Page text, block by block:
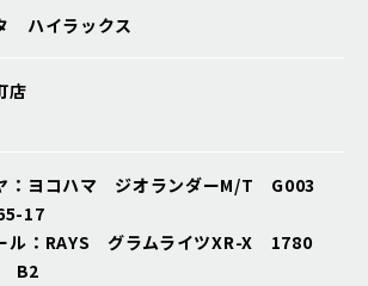
ハイラックス
店
：ヨコハマ ジオランダーM/T G003
17
ル：RAYS グラムライツXR-X 1780
B2